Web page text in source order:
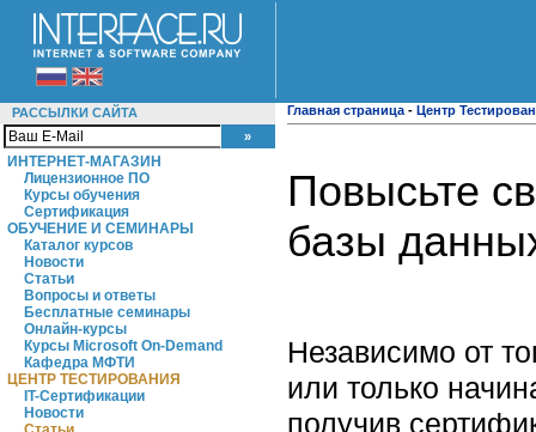
РАССЫЛКИ САЙТА
ИНТЕРНЕТ-МАГАЗИН
Лицензионное ПО
Курсы обучения
Сертификация
ОБУЧЕНИЕ И СЕМИНАРЫ
Каталог курсов
Новости
Статьи
Вопросы и ответы
Бесплатные семинары
Онлайн-курсы
Курсы Microsoft On-Demand
Кафедра МФТИ
ЦЕНТР ТЕСТИРОВАНИЯ
IT-Сертификации
Новости
Главная страница - Центр
Повысьте
базы
Независимо от
или только
получив